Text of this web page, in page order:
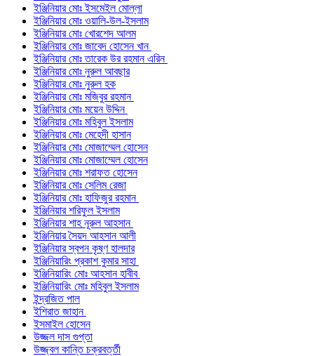
ইঞ্জিনিয়ার মোঃ ইসমেইল মোল্লা
ইঞ্জিনিয়ার মোঃ ওয়ালি-উল-ইসলাম
ইঞ্জিনিয়ার মোঃ খোরশেদ আলম
ইঞ্জিনিয়ার মোঃ জাবেদ হোসেন খান
ইঞ্জিনিয়ার মোঃ তারেক উর রহমান এরিন
ইঞ্জিনিয়ার মোঃ নুরুল আবছার
ইঞ্জিনিয়ার মোঃ নুরুল হক
ইঞ্জিনিয়ার মোঃ মজিবুর রহমান
ইঞ্জিনিয়ার মোঃ ময়েন উদ্দিন
ইঞ্জিনিয়ার মোঃ মহিবুল ইসলাম
ইঞ্জিনিয়ার মোঃ মেহেদী হাসান
ইঞ্জিনিয়ার মোঃ মোজাম্মেল হোসেন
ইঞ্জিনিয়ার মোঃ মোজাম্মেল হোসেন
ইঞ্জিনিয়ার মোঃ শরাফত হোসেন
ইঞ্জিনিয়ার মোঃ সেলিম রেজা
ইঞ্জিনিয়ার মোঃ হাফিজুর রহমান
ইঞ্জিনিয়ার শরিফুল ইসলাম
ইঞ্জিনিয়ার শাহ নূরুল আহসান
ইঞ্জিনিয়ার সৈয়দ আহসান আলী
ইঞ্জিনিয়ার স্বপন কৃষ্ণ হালদার
ইঞ্জিনিয়ারিং প্রকাশ কুমার সাহা
ইঞ্জিনিয়ারিং মোঃ আহসান হাবীব
ইঞ্জিনিয়ারিং মোঃ মহিবুল ইসলাম
ইন্দ্রজিত পাল
ইশিরাত জাহান
ইসমাইল হোসেন
উজ্জল দাস গুপ্তা
উজ্জ্বল কান্তি চক্রবর্ত্তী